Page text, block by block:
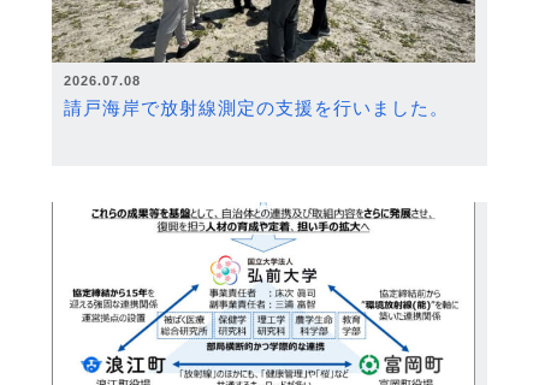
2026.07.08
請戸海岸で放射線測定の支援を行いました。